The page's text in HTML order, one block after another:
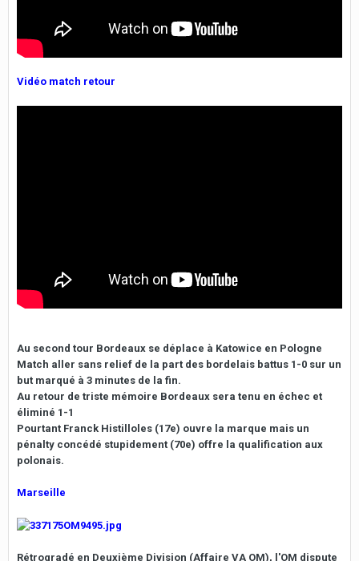
Vidéo match retour
Au second tour Bordeaux se déplace à Katowice en Pologne
Match aller sans relief de la part des bordelais battus 1-0 sur un
but marqué à 3 minutes de la fin.
Au retour de triste mémoire Bordeaux sera tenu en échec et
éliminé 1-1
Pourtant Franck Histilloles (17e) ouvre la marque mais un
pénalty concédé stupidement (70e) offre la qualification aux
polonais.
Marseille
Rétrogradé en Deuxième Division (Affaire VA OM), l'OM dispute